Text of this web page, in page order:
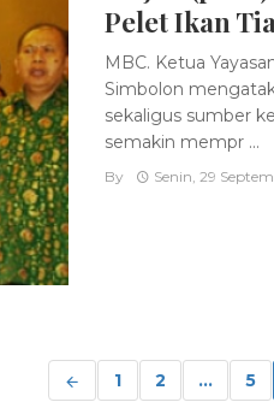
Pelet Ikan
MBC. Ketua
Simbolon
sekaligus sumber
semakin mempr ...
By Senin, 29
1 2 ... 5